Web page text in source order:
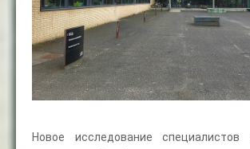
Новое исследование специалистов